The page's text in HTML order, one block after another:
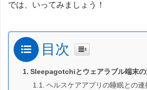
では、いってみましょう！
目次
Sleepagotchiとウェアラブル端末の
ヘルスケアアプリの睡眠との連